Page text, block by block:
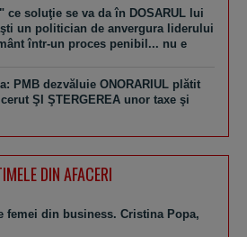
ce soluţie se va da în DOSARUL lui
un politician de anvergura liderului
într-un proces penibil... nu e
PMB dezvăluie ONORARIUL plătit
ŞI ŞTERGEREA unor taxe şi
DIN AFACERI
femei din business. Cristina Popa,